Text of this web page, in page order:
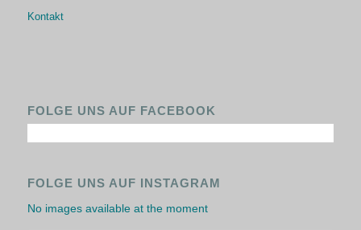
Kontakt
FOLGE UNS AUF FACEBOOK
FOLGE UNS AUF INSTAGRAM
No images available at the moment